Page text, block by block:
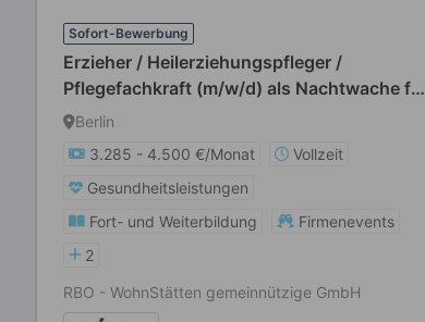
Sofort-Bewerbung
Erzieher / Heilerziehungspfleger /
Pflegefachkraft (m/w/d) als Nachtwache für
unsere Wohnstätten für Menschen mit
Berlin
3.285 - 4.500 €/Monat
Vollzeit
Gesundheitsleistungen
Fort- und Weiterbildung
Firmenevents
2
RBO - WohnStätten gemeinnützige GmbH